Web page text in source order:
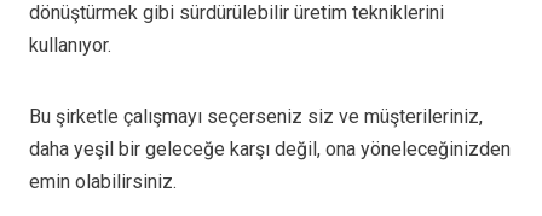
dönüştürmek gibi sürdürülebilir üretim tekniklerini
kullanıyor.
Bu şirketle çalışmayı seçerseniz siz ve müşterileriniz,
daha yeşil bir geleceğe karşı değil, ona yöneleceğinizden
emin olabilirsiniz.